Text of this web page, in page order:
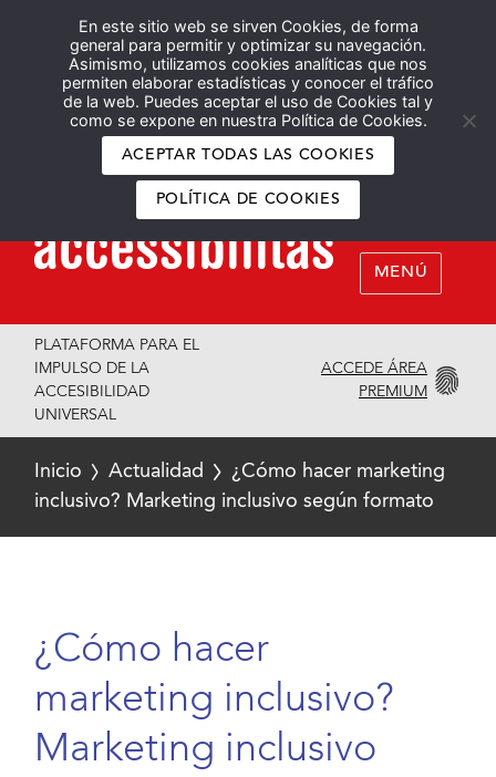
En este sitio web se sirven Cookies, de forma
general para permitir y optimizar su navegación.
Asimismo, utilizamos cookies analíticas que nos
permiten elaborar estadísticas y conocer el tráfico
de la web. Puedes aceptar el uso de Cookies tal y
como se expone en nuestra Política de Cookies.
ACEPTAR TODAS LAS COOKIES
POLÍTICA DE COOKIES
Español English
MENÚ
PLATAFORMA PARA EL
IMPULSO DE LA
ACCESIBILIDAD
UNIVERSAL
ACCEDE ÁREA
PREMIUM
Inicio Actualidad
¿Cómo hacer marketing
inclusivo? Marketing inclusivo según formato
¿Cómo hacer
marketing inclusivo?
Marketing inclusivo